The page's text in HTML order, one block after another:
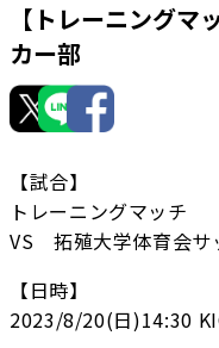
【トレーニング
カー部
【試合】
トレーニングマッチ
VS 拓殖大学体育会サ
【日時】
2023/8/20(日)14:30